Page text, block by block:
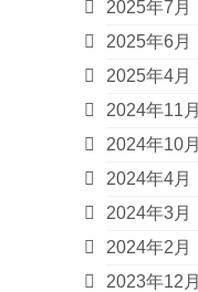
2025年7月
2025年6月
2025年4月
2024年11月
2024年10月
2024年4月
2024年3月
2024年2月
2023年12月